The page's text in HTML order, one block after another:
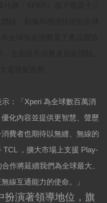
示：「 Xperi 為全球數百萬消
化內容並提供更智慧、聲歷
費者也期待以無縫、無線的
TCL ，擴大市場上支援 Play-
作將延續我們為全球最大、
線互通能力的使命。」
扮演著領導地位，旗